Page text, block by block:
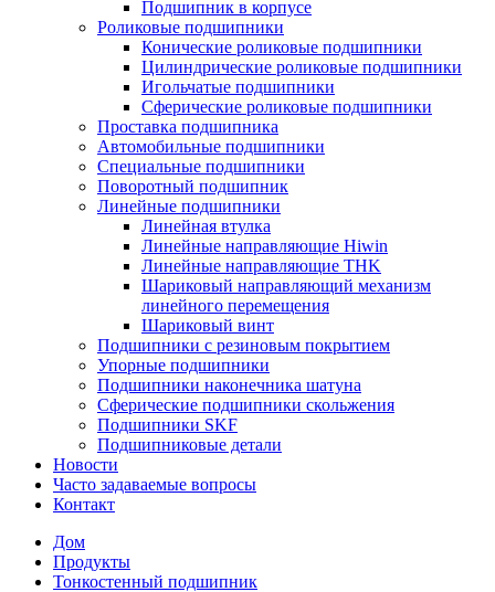
Подшипник в корпусе
Роликовые подшипники
Конические роликовые подшипники
Цилиндрические роликовые подшипники
Игольчатые подшипники
Сферические роликовые подшипники
Проставка подшипника
Автомобильные подшипники
Специальные подшипники
Поворотный подшипник
Линейные подшипники
Линейная втулка
Линейные направляющие Hiwin
Линейные направляющие THK
Шариковый направляющий механизм
линейного перемещения
Шариковый винт
Подшипники с резиновым покрытием
Упорные подшипники
Подшипники наконечника шатуна
Сферические подшипники скольжения
Подшипники SKF
Подшипниковые детали
Новости
Часто задаваемые вопросы
Контакт
Дом
Продукты
Тонкостенный подшипник